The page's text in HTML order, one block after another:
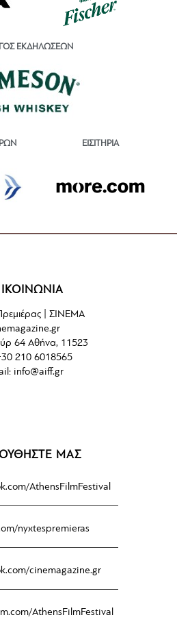
ΕΚΔΗΛΩΣΕΩΝ
ΕΙΣΙΤΗΡΙΑ
| ΣΙΝΕΜΑ
64 Αθήνα, 11523
210 6018565
info@aiff.gr
ΜΑΣ
AthensFilmFestival
nyxtespremieras
cinemagazine.gr
AthensFilmFestival